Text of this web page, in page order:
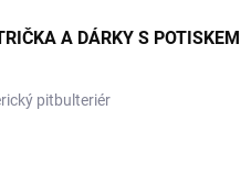
A DÁRKY S POTISKEM
pitbulteriér